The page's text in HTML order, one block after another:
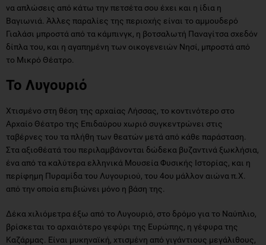
να απλώσεις από κάτω την πετσέτα σου έχει και η ίδια η
Βαγιωνιά. Άλλες παραλίες της περιοχής είναι το αμμουδερό
Γιαλάσι μπροστά από τα κάμπινγκ, η βοτσαλωτή Παναγίτσα σχεδόν
δίπλα του, και η αγαπημένη των οικογενειών Νησί, μπροστά από
το Μικρό Θέατρο.
Το Λυγουριό
Χτισμένο στη θέση της αρχαίας Λήσσας, το κοντινότερο στο
Αρχαίο Θέατρο της Επιδαύρου χωριό συγκεντρώνει στις
ταβέρνες του τα πλήθη των θεατών μετά από κάθε παράσταση.
Στα αξιοθέατά του περιλαμβάνονται δώδεκα βυζαντινά ξωκλήσια,
ένα από τα καλύτερα ελληνικά Μουσεία Φυσικής Ιστορίας, και η
περίφημη Πυραμίδα του Λυγουριού, του 4ου μάλλον αιώνα π.Χ.
από την οποία επιβιώνει μόνο η βάση της.
Δέκα χιλιόμετρα έξω από το Λυγουριό, στο δρόμο για το Ναύπλιο,
βρίσκεται το αρχαιότερο γεφύρι της Ευρώπης, η γέφυρα της
Καζάρμας. Είναι μυκηναϊκή, χτισμένη από γιγάντιους μεγάλιθους,